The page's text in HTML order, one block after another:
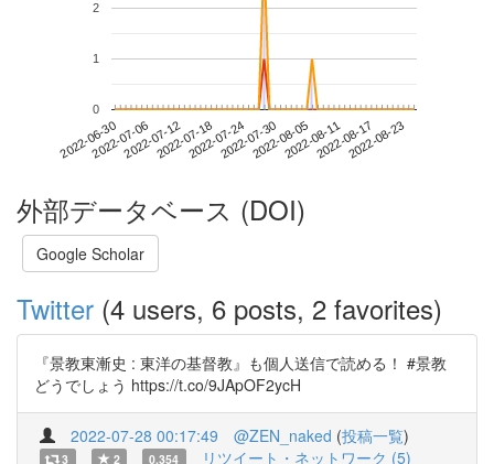
2022-06-302022-07-062022-07-122022-07-182022-07-242022-07-302022-08-052022-08-112022-08-172022-08-23
0
1
2
外部データベース (DOI)
Google Scholar
Twitter (4 users, 6 posts, 2 favorites)
『景教東漸史 : 東洋の基督教』も個人送信で読める！ #景教
どうでしょう https://t.co/9JApOF2ycH
2022-07-28 00:17:49 @ZEN_naked (投稿一覧)
3 2 0.354 リツイート・ネットワーク (5)